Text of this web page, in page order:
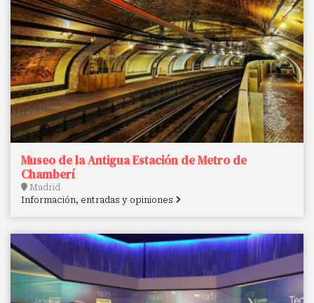
Museo de la Antigua Estación de Metro de
Chamberí
Madrid
Información, entradas y opiniones